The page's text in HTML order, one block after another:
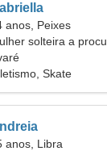
anos, Peixes
solteira a
Skate
anos, Libra